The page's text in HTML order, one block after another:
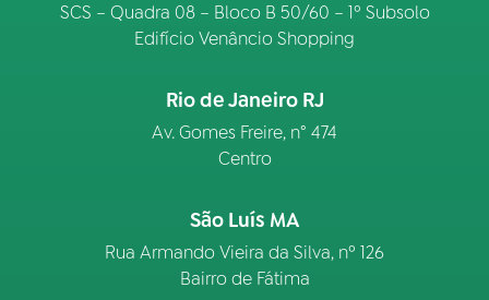
SCS – Quadra 08 – Bloco B 50/60 – 1º Subsolo
Edifício Venâncio Shopping
Rio de Janeiro RJ
Av. Gomes Freire, n° 474
Centro
São Luís MA
Rua Armando Vieira da Silva, nº 126
Bairro de Fátima